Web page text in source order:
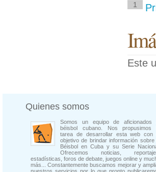
1
Este
Quienes somos
Somos un equipo de aficionados
béisbol cubano. Nos propusimos
tarea de desarrollar esta web con
objetivo de brindar información sobre
Béisbol en Cuba y su Serie
Ofrecemos noticias,
estadísticas, foros de debate, juegos online y
más... Constantemente buscamos mejorar y